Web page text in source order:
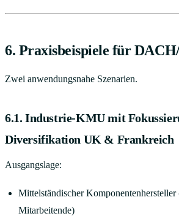
6. Praxisbeispiele für
Zwei anwendungsnahe Szenarien.
6.1. Industrie-KMU mit
Diversifikation UK & Frankreich
Ausgangslage:
Mittelständischer Komponentenhersteller
Mitarbeitende)